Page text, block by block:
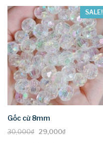
variants.
The
options
may
be
chosen
on
the
product
SALE!
Gốc cừ 8mm
30,000₫ Original
29,000₫Current